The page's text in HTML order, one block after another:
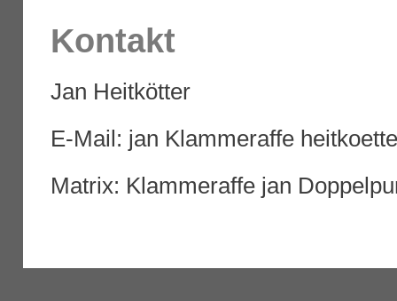
Kontakt
Jan Heitkötter
E-Mail: jan Klammeraffe
Matrix: Klammeraffe jan